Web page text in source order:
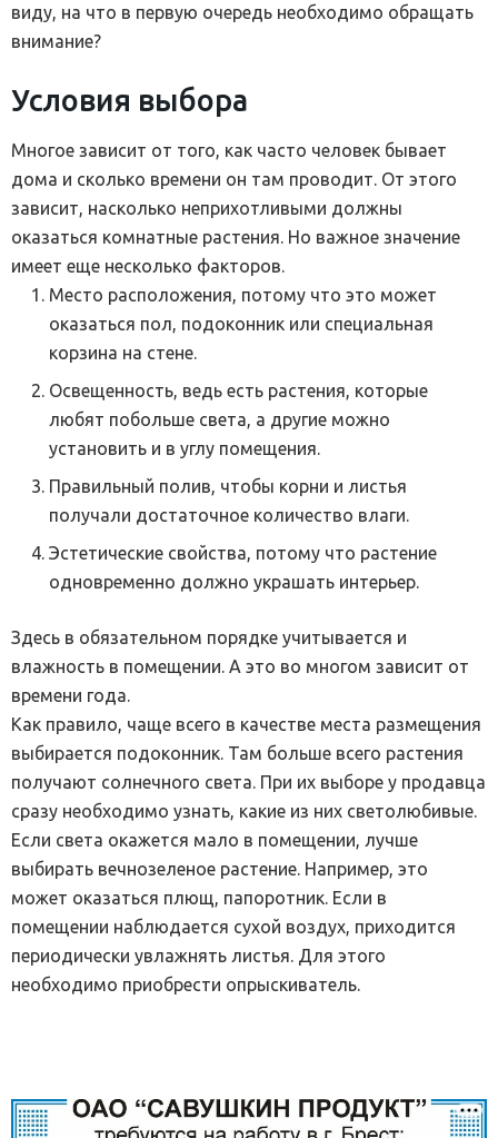
виду, на что в первую очередь необходимо обращать
внимание?
Условия выбора
Многое зависит от того, как часто человек бывает
дома и сколько времени он там проводит. От этого
зависит, насколько неприхотливыми должны
оказаться комнатные растения. Но важное значение
имеет еще несколько факторов.
Место расположения, потому что это может
оказаться пол, подоконник или специальная
корзина на стене.
Освещенность, ведь есть растения, которые
любят побольше света, а другие можно
установить и в углу помещения.
Правильный полив, чтобы корни и листья
получали достаточное количество влаги.
Эстетические свойства, потому что растение
одновременно должно украшать интерьер.
Здесь в обязательном порядке учитывается и
влажность в помещении. А это во многом зависит от
времени года.
Как правило, чаще всего в качестве места размещения
выбирается подоконник. Там больше всего растения
получают солнечного света. При их выборе у продавца
сразу необходимо узнать, какие из них светолюбивые.
Если света окажется мало в помещении, лучше
выбирать вечнозеленое растение. Например, это
может оказаться плющ, папоротник. Если в
помещении наблюдается сухой воздух, приходится
периодически увлажнять листья. Для этого
необходимо приобрести опрыскиватель.